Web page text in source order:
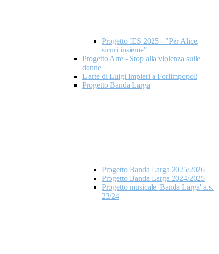
Progetto IES 2025 - "Per Alice,
sicuri insieme"
Progetto Arte - Stop alla violenza sulle
donne
L'arte di Luigi Impieri a Forlimpopoli
Progetto Banda Larga
Progetto Banda Larga 2025/2026
Progetto Banda Larga 2024/2025
Progetto musicale 'Banda Larga' a.s.
23/24